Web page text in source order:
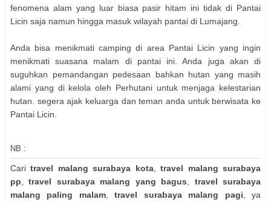
fenomena alam yang luar biasa pasir hitam ini tidak di Pantai
Licin saja namun hingga masuk wilayah pantai di Lumajang.
Anda bisa menikmati camping di area Pantai Licin yang ingin
menikmati suasana malam di pantai ini. Anda juga akan di
suguhkan pemandangan pedesaan bahkan hutan yang masih
alami yang di kelola oleh Perhutani untuk menjaga kelestarian
hutan. segera ajak keluarga dan teman anda untuk berwisata ke
Pantai Licin.
NB :
Caritravel malang surabaya kota,travel malang surabaya
pp ,travel surabaya malang yang bagus
travel surabaya
malang paling malam,travel surabaya malang pagi , ya